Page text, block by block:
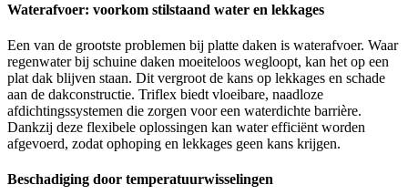
Waterafvoer: voorkom stilstaand water en lekkages
Een van de grootste problemen bij platte daken is waterafvoer. Waar
regenwater bij schuine daken moeiteloos wegloopt, kan het op een
plat dak blijven staan. Dit vergroot de kans op lekkages en schade
aan de dakconstructie. Triflex biedt vloeibare, naadloze
afdichtingssystemen die zorgen voor een waterdichte barrière.
Dankzij deze flexibele oplossingen kan water efficiënt worden
afgevoerd, zodat ophoping en lekkages geen kans krijgen.
Beschadiging door temperatuurwisselingen